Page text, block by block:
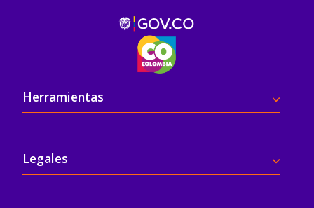
Pie de página
Herramientas
Legales